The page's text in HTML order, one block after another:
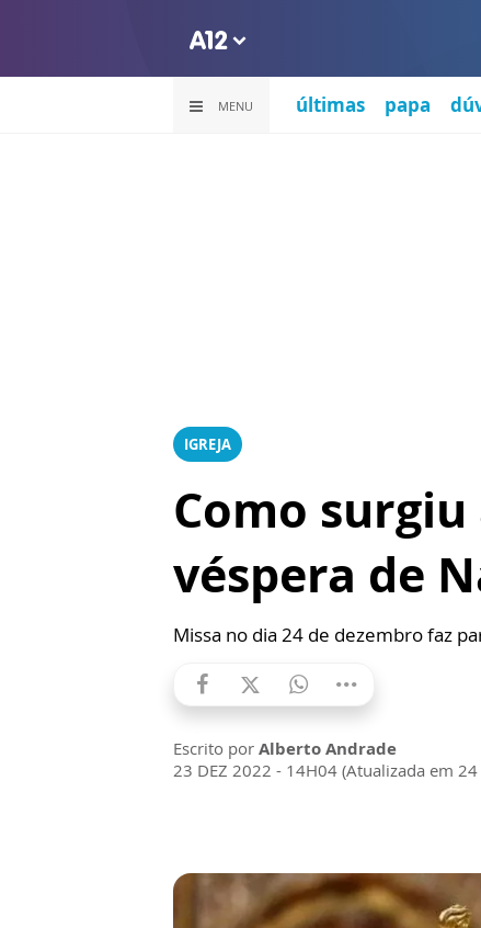
MENU últimas papa
IGREJA
Como
véspera de
Missa no dia 24 de dezembro faz
Escrito por Alberto Andrade
23 DEZ 2022 - 14H04 (Atualizada em